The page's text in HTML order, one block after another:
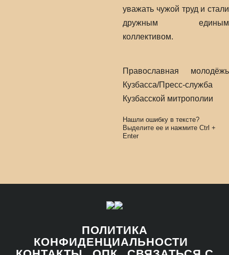
уважать чужой труд и стали
дружным единым
коллективом.
Православная молодёжь
Кузбасса/Пресс-служба
Кузбасской митрополии
Нашли ошибку в тексте?
Выделите ее и нажмите Ctrl +
Enter
ПОЛИТИКА
КОНФИДЕНЦИАЛЬНОСТИ